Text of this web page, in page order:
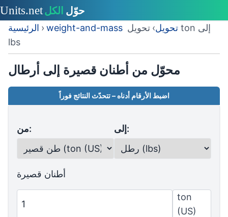
الرئيسية › weight-and-mass تحويل› تحويل ton إلى
lbs
محوّل من أطنان قصيرة إلى أرطال
اضبط الأرقام أدناه – تتحدّث النتائج فوراً
من: إلى:
أطنان قصيرة
ton
(US)